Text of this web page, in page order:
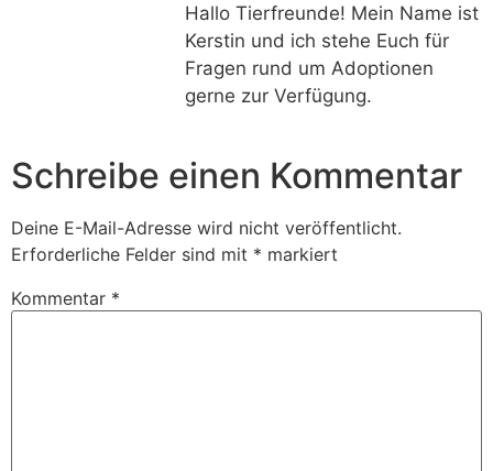
Hallo Tierfreunde! Mein Name ist
Kerstin und ich stehe Euch für
Fragen rund um Adoptionen
gerne zur Verfügung.
Schreibe einen Kommentar
Deine E-Mail-Adresse wird nicht veröffentlicht.
Erforderliche Felder sind mit * markiert
Kommentar *